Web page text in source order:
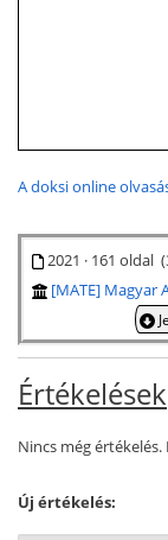
A doksi online
2021 · 161 oldal
[MATE] Magyar
Értékelések
Nincs még értékelés.
Új értékelés: